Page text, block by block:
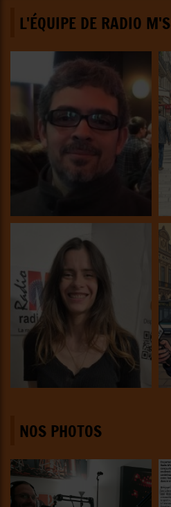
L'ÉQUIPE DE RADIO M'S
NOS PHOTOS